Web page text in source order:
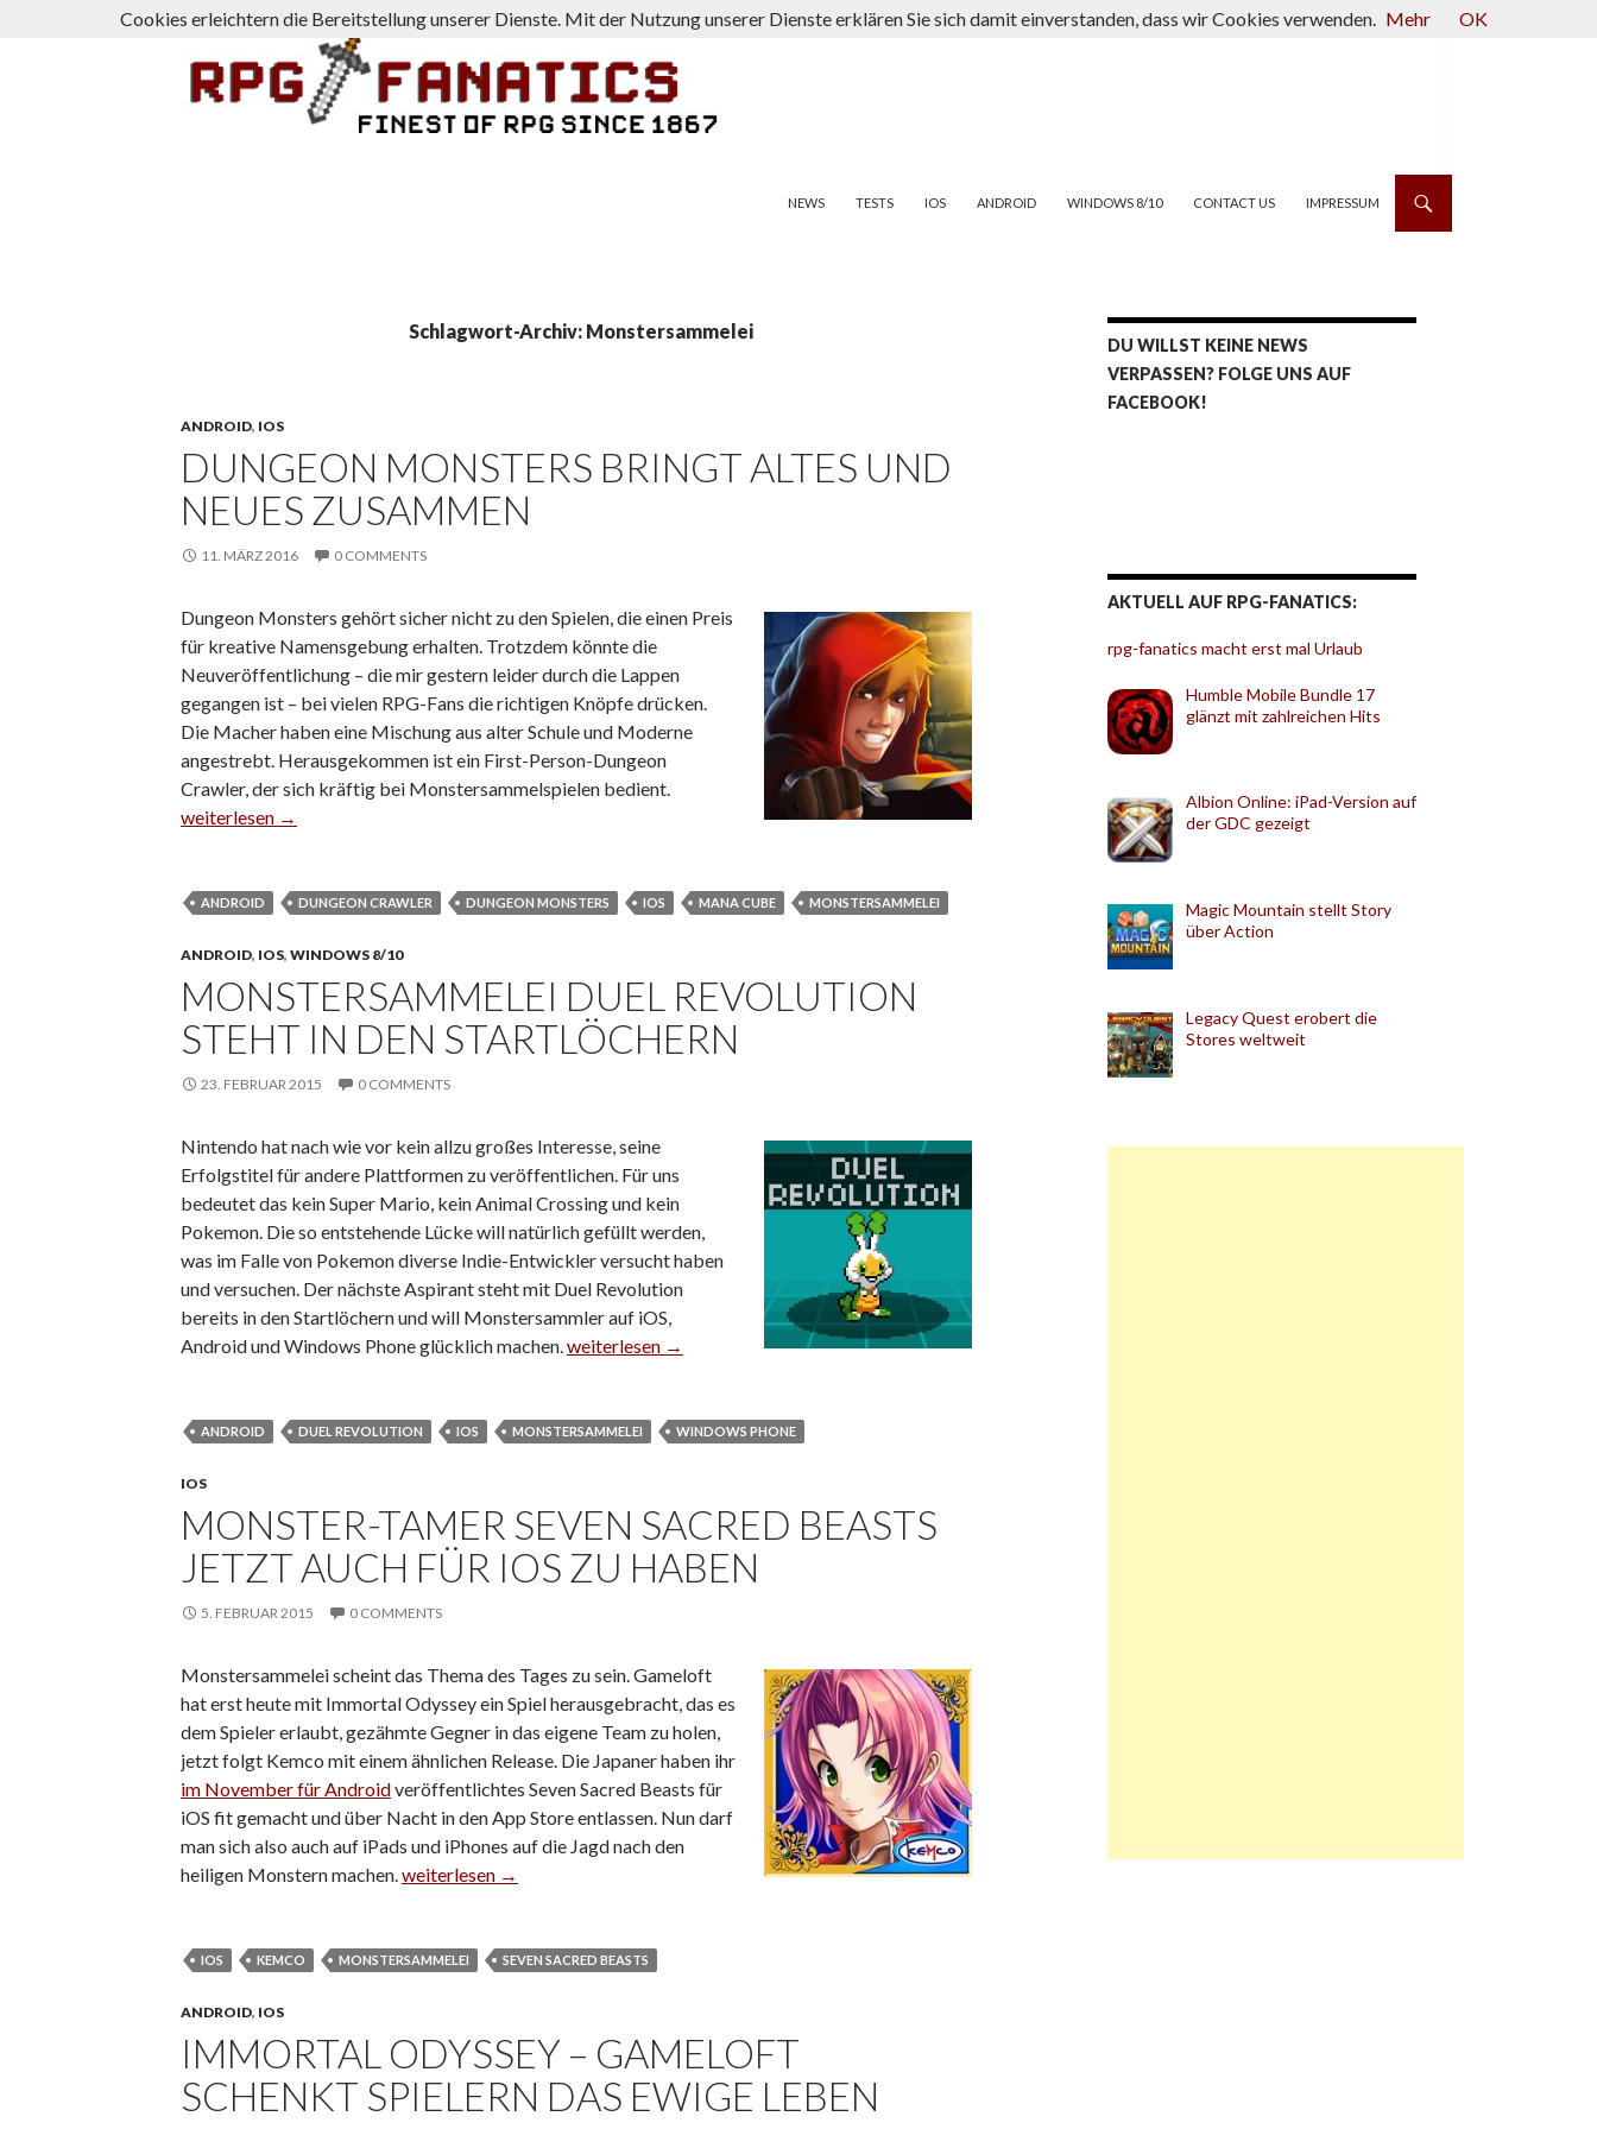
NEWS
TESTS IOS ANDROID WINDOWS 8/10 CONTACT US IMPRESSUM
Schlagwort-Archiv: Monstersammelei
ANDROID, IOS
DUNGEON MONSTERS BRINGT ALTES UND
NEUES ZUSAMMEN
11. MÄRZ 2016 0 COMMENTS
Dungeon Monsters gehört sicher nicht zu den Spielen, die einen Preis
für kreative Namensgebung erhalten. Trotzdem könnte die
Neuveröffentlichung – die mir gestern leider durch die Lappen
gegangen ist – bei vielen RPG-Fans die richtigen Knöpfe drücken.
Die Macher haben eine Mischung aus alter Schule und Moderne
angestrebt. Herausgekommen ist ein First-Person-Dungeon
Crawler, der sich kräftig bei Monstersammelspielen bedient.
Dungeon Monsters bringt Altes und Neues zusammen
weiterlesen →
ANDROID DUNGEON CRAWLER DUNGEON MONSTERS IOS MANA CUBE MONSTERSAMMELEI
ANDROID, IOS, WINDOWS 8/10
MONSTERSAMMELEI DUEL REVOLUTION
STEHT IN DEN STARTLÖCHERN
23. FEBRUAR 2015 0 COMMENTS
Nintendo hat nach wie vor kein allzu großes Interesse, seine
Erfolgstitel für andere Plattformen zu veröffentlichen. Für uns
bedeutet das kein Super Mario, kein Animal Crossing und kein
Pokemon. Die so entstehende Lücke will natürlich gefüllt werden,
was im Falle von Pokemon diverse Indie-Entwickler versucht haben
und versuchen. Der nächste Aspirant steht mit Duel Revolution
bereits in den Startlöchern und will Monstersammler auf iOS,
Android und Windows Phone glücklich machen. Monstersammelei Duel Revolution steht in den Startlöchern
weiterlesen →
ANDROID DUEL REVOLUTION IOS MONSTERSAMMELEI WINDOWS PHONE
IOS
MONSTER-TAMER SEVEN SACRED BEASTS
JETZT AUCH FÜR IOS ZU HABEN
5. FEBRUAR 2015 0 COMMENTS
Monstersammelei scheint das Thema des Tages zu sein. Gameloft
hat erst heute mit Immortal Odyssey ein Spiel herausgebracht, das es
dem Spieler erlaubt, gezähmte Gegner in das eigene Team zu holen,
jetzt folgt Kemco mit einem ähnlichen Release. Die Japaner haben ihr
im November für Androidveröffentlichtes Seven Sacred Beasts für
iOS fit gemacht und über Nacht in den App Store entlassen. Nun darf
man sich also auch auf iPads und iPhones auf die Jagd nach den
heiligen Monstern machen. Monster-Tamer Seven Sacred Beasts jetzt auch für iOS zu haben
weiterlesen →
IOS KEMCO MONSTERSAMMELEI SEVEN SACRED BEASTS
ANDROID, IOS
IMMORTAL ODYSSEY – GAMELOFT
SCHENKT SPIELERN DAS EWIGE LEBEN
DU WILLST KEINE NEWS
VERPASSEN? FOLGE UNS AUF
FACEBOOK!
AKTUELL AUF RPG-FANATICS:
rpg-fanatics macht erst mal Urlaub
Humble Mobile Bundle 17
glänzt mit zahlreichen Hits
Albion Online: iPad-Version auf
der GDC gezeigt
Magic Mountain stellt Story
über Action
Legacy Quest erobert die
Stores weltweit
Cookies erleichtern die Bereitstellung unserer Dienste. Mit der Nutzung unserer Dienste erklären Sie sich damit einverstanden, dass wir Cookies verwenden. Mehr OK